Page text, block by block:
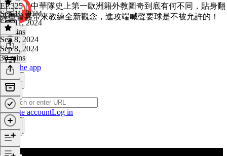
Get the app
Create accountLog in
Sep 11, 2024
Sep 11, 2024
31 mins
EP.325｜中華隊史上第一歐洲籍外教圖奇到底有何不同，貼身翻
譯董晉嘉帶來教練全新觀念，進攻端喊聲要球是不被允許的！
Sep 8, 2024
Sep 8, 2024
30 mins